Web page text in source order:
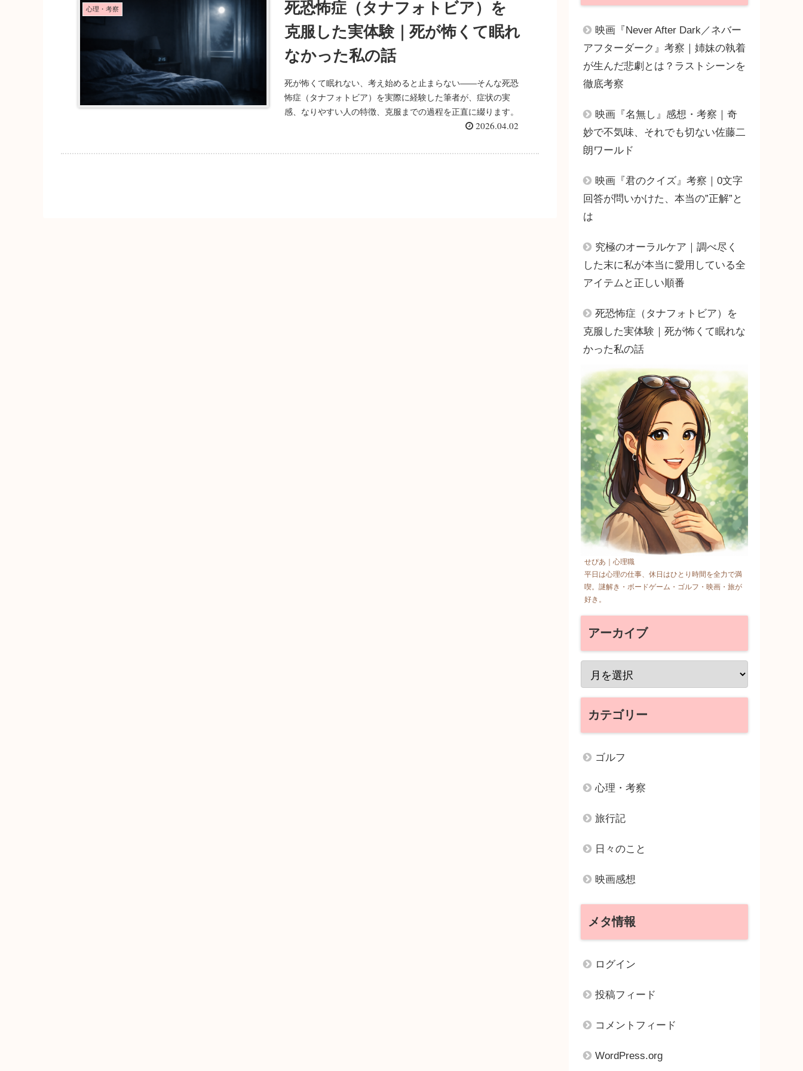
心理・考察
死恐怖症（タナフォトビア）を
克服した実体験｜死が怖くて眠れ
なかった私の話
死が怖くて眠れない、考え始めると止まらない——そんな死恐
怖症（タナフォトビア）を実際に経験した筆者が、症状の実
感、なりやすい人の特徴、克服までの過程を正直に綴ります。
2026.04.02
映画『Never After Dark／ネバー
アフターダーク』考察｜姉妹の執着
が生んだ悲劇とは？ラストシーンを
徹底考察
映画『名無し』感想・考察｜奇
妙で不気味、それでも切ない佐藤二
朗ワールド
映画『君のクイズ』考察｜0文字
回答が問いかけた、本当の”正解”と
は
究極のオーラルケア｜調べ尽く
した末に私が本当に愛用している全
アイテムと正しい順番
死恐怖症（タナフォトビア）を
克服した実体験｜死が怖くて眠れな
かった私の話
せぴあ｜心理職
平日は心理の仕事、休日はひとり時間を全力で満
喫。謎解き・ボードゲーム・ゴルフ・映画・旅が
好き。
アーカイブ
カテゴリー
ゴルフ
心理・考察
旅行記
日々のこと
映画感想
メタ情報
ログイン
投稿フィード
コメントフィード
WordPress.org